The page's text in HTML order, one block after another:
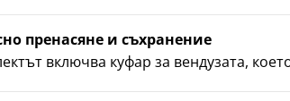
пренасяне и съхранение
включва куфар за вендузата,